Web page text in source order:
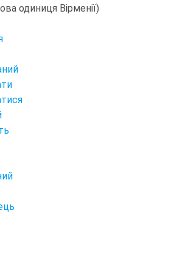
одиниця Вірменії)
ти
тися